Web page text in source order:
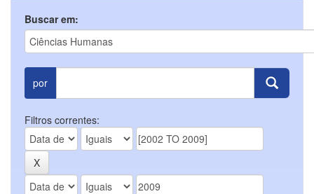
Buscar em:
por
Filtros correntes: